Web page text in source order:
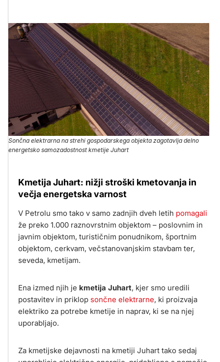
Sončna elektrarna na strehi gospodarskega objekta zagotavlja delno
energetsko samozadostnost kmetije Juhart
Kmetija Juhart: nižji stroški kmetovanja in
večja energetska varnost
V Petrolu smo tako v samo zadnjih dveh letih pomagali
že preko 1.000 raznovrstnim objektom – poslovnim in
javnim objektom, turističnim ponudnikom, športnim
objektom, cerkvam, večstanovanjskim stavbam ter,
seveda, kmetijam.
Ena izmed njih je kmetija Juhart, kjer smo uredili
postavitev in priklop sončne elektrarne, ki proizvaja
elektriko za potrebe kmetije in naprav, ki se na njej
uporabljajo.
Za kmetijske dejavnosti na kmetiji Juhart tako sedaj